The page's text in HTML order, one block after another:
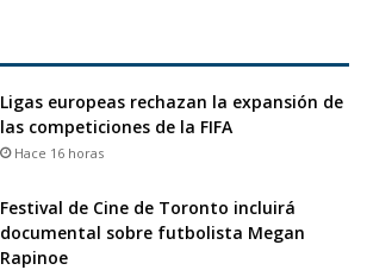
Ligas europeas rechazan la expansión de
las competiciones de la FIFA
Hace 16 horas
Festival de Cine de Toronto incluirá
documental sobre futbolista Megan
Rapinoe